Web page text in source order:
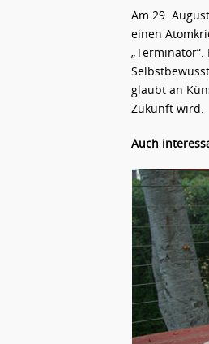
Am 29.
einen
glaubt an
Zukunft wird.
Auch